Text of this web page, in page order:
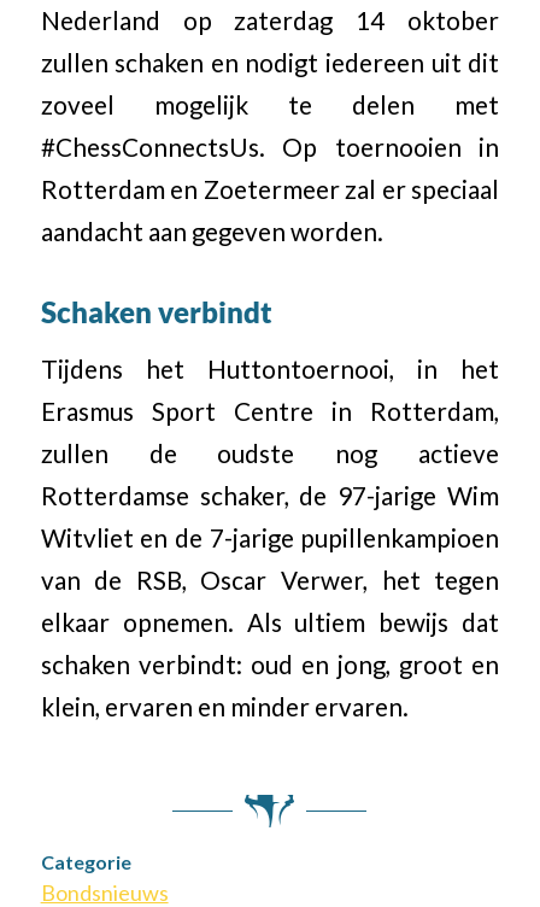
Nederland op zaterdag 14 oktober
zullen schaken en nodigt iedereen uit dit
zoveel mogelijk te delen met
#ChessConnectsUs. Op toernooien in
Rotterdam en Zoetermeer zal er speciaal
aandacht aan gegeven worden.
Schaken verbindt
Tijdens het Huttontoernooi, in het
Erasmus Sport Centre in Rotterdam,
zullen de oudste nog actieve
Rotterdamse schaker, de 97-jarige Wim
Witvliet en de 7-jarige pupillenkampioen
van de RSB, Oscar Verwer, het tegen
elkaar opnemen. Als ultiem bewijs dat
schaken verbindt: oud en jong, groot en
klein, ervaren en minder ervaren.
Categorie
Bondsnieuws